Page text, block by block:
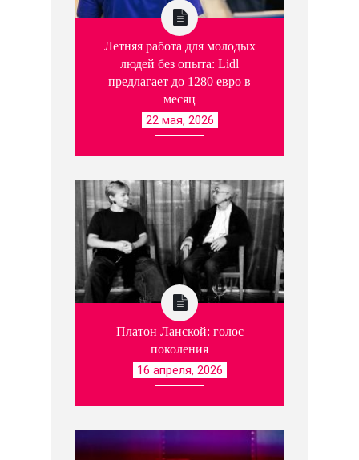
Летняя работа для молодых
людей без опыта: Lidl
предлагает до 1280 евро в
месяц
22 мая, 2026
Платон Ланской: голос
поколения
16 апреля, 2026